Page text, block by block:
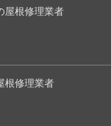
屋根修理業者
根修理業者